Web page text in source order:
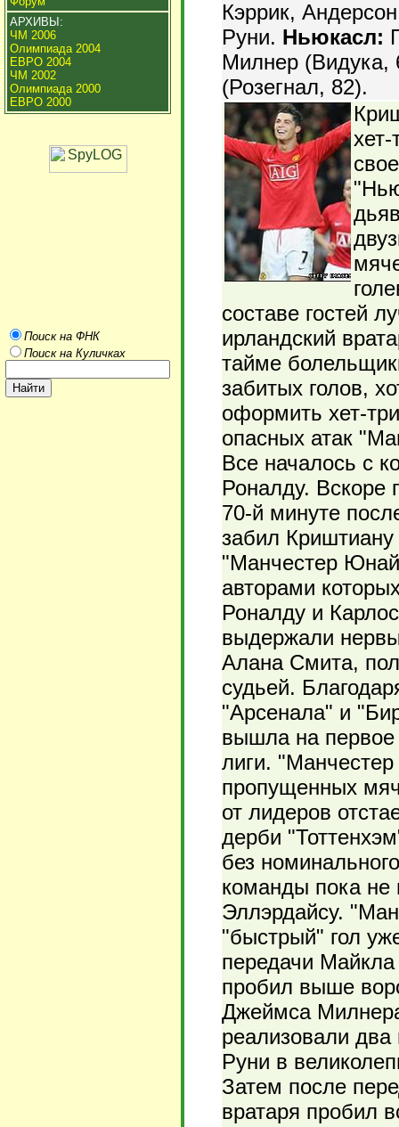
АРХИВЫ:
ЧМ 2006
Олимпиада 2004
ЕВРО 2004
ЧМ 2002
Олимпиада 2000
ЕВРО 2000
Поиск на ФНК
Поиск на Куличках
Кэррик,
Руни. Ньюкасл:
Милнер (Видука,
(Розегнал, 82).
составе гостей
ирландский
тайме
забитых голов,
оформить хет-
опасных атак
Все началось с
Роналду. Вскоре
70-й минуте
забил
"Манчестер
авторами
Роналду и
выдержали
Алана Смита,
судьей.
"Арсенала" и
вышла на первое
лиги.
пропущенных
от лидеров
дерби
без
команды пока
Эллэрдайсу.
"быстрый" гол
передачи
пробил выше
Джеймса
реализовали
Руни в
Затем после
вратаря пробил